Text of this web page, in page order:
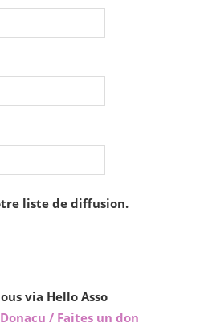
liste de diffusion.
via Hello Asso
Donacu / Faites un don